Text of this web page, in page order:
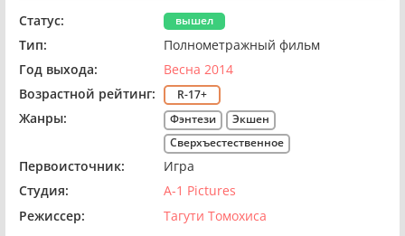
Статус: вышел
Тип:
Полнометражный фильм
Год выхода:
Весна 2014
Возрастной рейтинг:
R-17+
Жанры: Фэнтези
Экшен
Сверхъестественное
Первоисточник:
Игра
Студия:
A-1 Pictures
Режиссер:
Тагути Томохиса